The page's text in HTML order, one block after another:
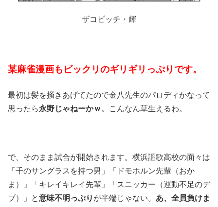
ザコビッチ・輝
某麻雀漫画もビックリのギリギリっぷりです。
最初は髪を掻きあげてたので金八先生のパロディかなって
思ったら永野じゃねーかｗ 。こんなん草生えるわ。
で、そのまま試合が開始されます。横浜謳歌高校の面々は
「千のサングラスを持つ男」「ドモホルン先輩（おか
ま）」「キレイキレイ先輩」「スニッカー（運動不足のデ
ブ）」と意味不明っぷり が半端じゃない。 あ、全員負けま